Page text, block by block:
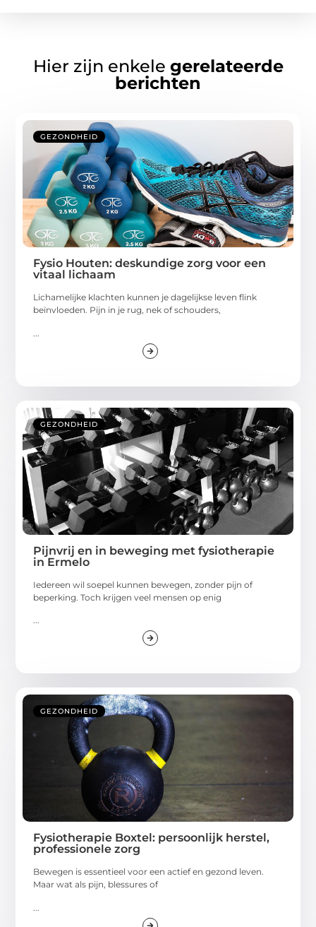
Hier zijn enkele gerelateerde
berichten
GEZONDHEID
Fysio Houten: deskundige zorg voor een
vitaal lichaam
Lichamelijke klachten kunnen je dagelijkse leven flink
beïnvloeden. Pijn in je rug, nek of schouders,
GEZONDHEID
Pijnvrij en in beweging met fysiotherapie
in Ermelo
Iedereen wil soepel kunnen bewegen, zonder pijn of
beperking. Toch krijgen veel mensen op enig
...
GEZONDHEID
Fysiotherapie Boxtel: persoonlijk herstel,
professionele zorg
Bewegen is essentieel voor een actief en gezond leven.
Maar wat als pijn, blessures of